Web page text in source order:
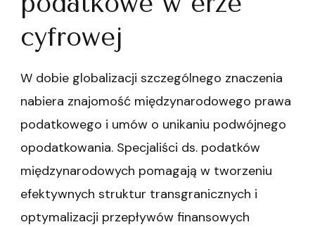
cyfrowej
W dobie globalizacji szczególnego znaczenia
nabiera znajomość międzynarodowego prawa
podatkowego i umów o unikaniu podwójnego
opodatkowania. Specjaliści ds. podatków
międzynarodowych pomagają w tworzeniu
efektywnych struktur transgranicznych i
optymalizacji przepływów finansowych